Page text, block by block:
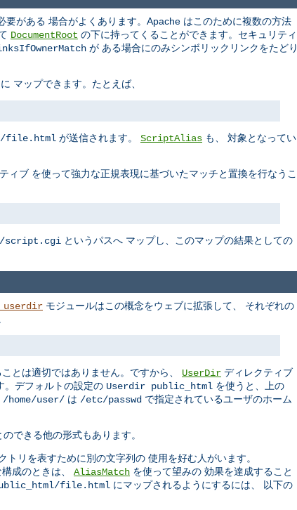
がある 場合がよくあります。Apache はこのために複数の方法
DocumentRoot の下に持ってくることができます。セキュリティ
が ある場合にのみシンボリックリンクをたどり
マップできます。たとえば、
file.html が送信されます。 ScriptAlias も、 対象となってい
ィブ を使って強力な正規表現に基づいたマッチと置換を行なうこ
script.cgi というパスへ マップし、このマップの結果としての
モジュールはこの概念をウェブに拡張して、 それぞれの
とは適切ではありません。ですから、 UserDir ディレクティブ
。デフォルトの設定の Userdir public_html を使うと、上の
/home/user/ は /etc/passwd で指定されているユーザのホーム
できる他の形式もあります。
リを表すために別の文字列の 使用を好む人がいます。
成のときは、 AliasMatch を使って望みの 効果を達成すること
file.html にマップされるようにするには、 以下の